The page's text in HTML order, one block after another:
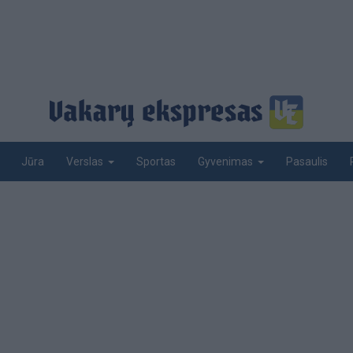
Jūra Verslas Sportas Gyvenimas Pasaulis